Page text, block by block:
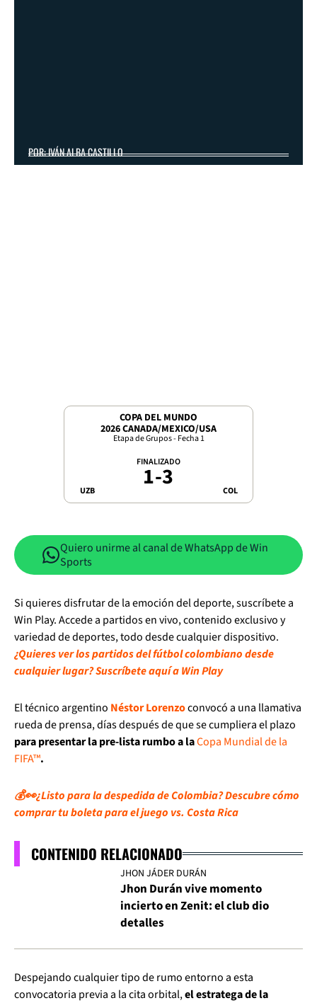
POR: IVÁN ALBA CASTILLO
COPA DEL MUNDO
2026 CANADA/MEXICO/USA
Etapa de Grupos - Fecha 1
UZB
FINALIZADO
1-3 COL
Quiero unirme al canal de WhatsApp de Win
Sports
Si quieres disfrutar de la emoción del deporte, suscríbete a
Win Play. Accede a partidos en vivo, contenido exclusivo y
variedad de deportes, todo desde cualquier dispositivo.
¿Quieres ver los partidos del fútbol colombiano desde
cualquier lugar? Suscríbete aquí a Win Play
El técnico argentino Néstor Lorenzoconvocó a una llamativa
rueda de prensa, días después de que se cumpliera el plazo
para presentar la pre-lista rumbo a laCopa Mundial de la
FIFA™.
💰👀¿Listo para la despedida de Colombia? Descubre cómo
comprar tu boleta para el juego vs. Costa Rica
CONTENIDO RELACIONADO
JHON JÁDER DURÁN
Jhon Durán vive momento
incierto en Zenit: el club dio
detalles
Despejando cualquier tipo de rumo entorno a esta
convocatoria previa a la cita orbital,el estratega de la